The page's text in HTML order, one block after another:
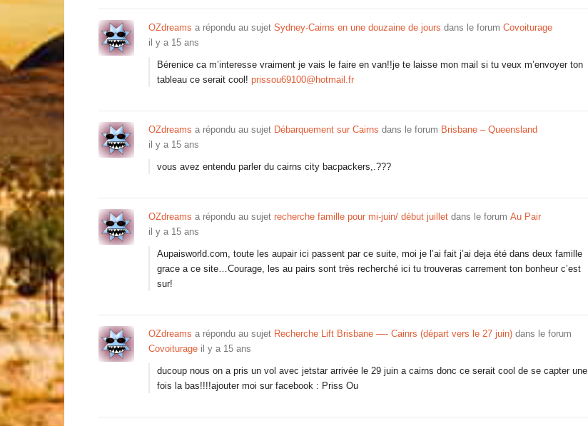
OZdreams a répondu au sujet Sydney-Cairns en une douzaine de jours dans le forum Covoiturage
il y a 15 ans
Bérenice ca m’interesse vraiment je vais le faire en van!!je te laisse mon mail si tu veux m’envoyer ton
tableau ce serait cool! prissou69100@hotmail.fr
OZdreams a répondu au sujet Débarquement sur Cairns dans le forum Brisbane – Queensland
il y a 15 ans
vous avez entendu parler du cairns city bacpackers,.???
OZdreams a répondu au sujet recherche famille pour mi-juin/ début juillet dans le forum Au Pair
il y a 15 ans
Aupaisworld.com, toute les aupair ici passent par ce suite, moi je l’ai fait j’ai deja été dans deux famille
grace a ce site…Courage, les au pairs sont très recherché ici tu trouveras carrement ton bonheur c’est
sur!
OZdreams a répondu au sujet Recherche Lift Brisbane —- Cainrs (départ vers le 27 juin) dans le forum
Covoiturage il y a 15 ans
ducoup nous on a pris un vol avec jetstar arrivée le 29 juin a cairns donc ce serait cool de se capter une
fois la bas!!!!ajouter moi sur facebook : Priss Ou